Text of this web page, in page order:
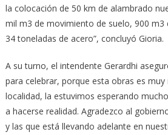
la colocación de 50 km de alambrado
mil m3 de movimiento de suelo, 900
34 toneladas de acero”, concluyó Gioria.
A su turno, el intendente Gerardhi
para celebrar, porque esta obras es
localidad, la estuvimos esperando
a hacerse realidad. Agradezco al
y las que está llevando adelante en